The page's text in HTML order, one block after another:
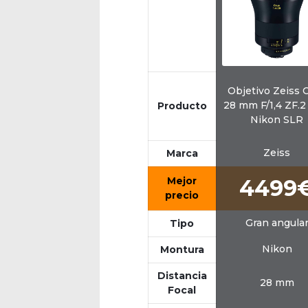
Producto
Objetivo Zeiss
28 mm F/1,4
Nikon SLR
Marca Zeiss
Mejor
precio
Tipo Gran angular
Montura Nikon
Distancia
Focal
28 mm